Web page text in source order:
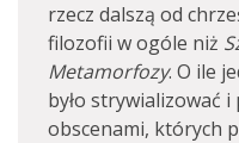
rzecz dalszą od
filozofii w ogóle niż
Metamorfozy. O ile
było strywializować i
obscenami, których